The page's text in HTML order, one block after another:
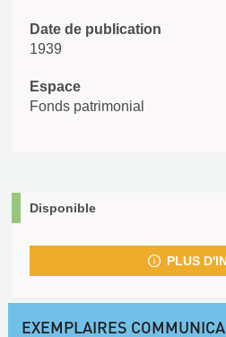
Date de publication
1939
Espace
Fonds patrimonial
Disponible
PLUS
EXEMPLAIRES